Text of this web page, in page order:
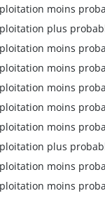
moins
plus
moins
moins
moins
moins
moins
plus
moins
moins